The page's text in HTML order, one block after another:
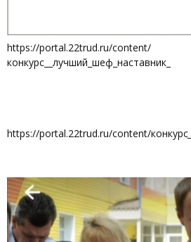
https://portal.22trud.ru/content/
конкурс__лучший_шеф_наставник_
https://portal.22trud.ru/content/конкурс